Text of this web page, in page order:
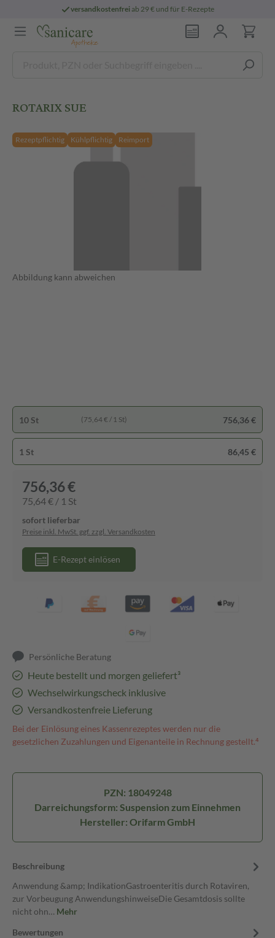
versandkostenfreiab 29 € und für E-Rezepte
ROTARIX SUE
Rezeptpflichtig Kühlpflichtig Reimport
Abbildung kann abweichen
10 St (75,64 € / 1 St) 756,36 €
1 St 86,45 €
756,36 €
75,64 € / 1 St
sofort lieferbar
Preise inkl. MwSt. ggf. zzgl. Versandkosten
E-Rezept einlösen
Persönliche Beratung
Heute bestellt und morgen geliefert³
Wechselwirkungscheck inklusive
Versandkostenfreie Lieferung
Bei der Einlösung eines Kassenrezeptes werden nur die
gesetzlichen Zuzahlungen und Eigenanteile in Rechnung gestellt.⁴
PZN: 18049248
Darreichungsform: Suspension zum Einnehmen
Hersteller: Orifarm GmbH
Beschreibung
Anwendung &amp; IndikationGastroenteritis durch Rotaviren,
zur Vorbeugung AnwendungshinweiseDie Gesamtdosis sollte
nicht ohn… Mehr
Bewertungen